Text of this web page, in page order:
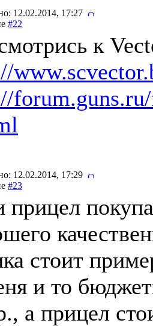
12.02.2014, 17:27
#22
к
12.02.2014, 17:29
#23
прицел
стоит
и то
а прицел